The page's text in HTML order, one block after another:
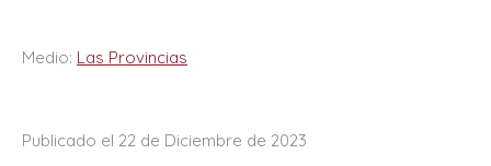
Medio: Las Provincias
Publicado el 22 de Diciembre de 2023